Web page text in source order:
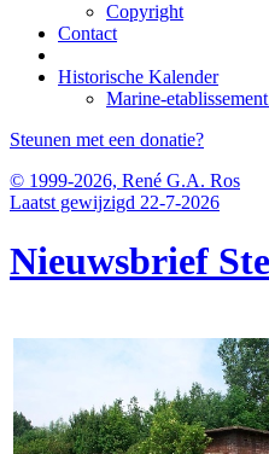
Copyright
Contact
Historische Kalender
Marine-
Steunen met een donatie?
© 1999-2026, René G.A. Ros
Laatst gewijzigd 22-7-2026
Nieuwsbrief